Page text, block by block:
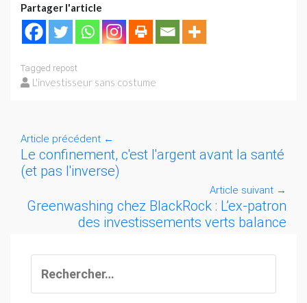
Partager l'article
Tagged repost
L'investisseur sans costume
Article précédent ←
Le confinement, c'est l'argent avant la santé
(et pas l'inverse)
Article suivant →
Greenwashing chez BlackRock : L’ex-patron
des investissements verts balance